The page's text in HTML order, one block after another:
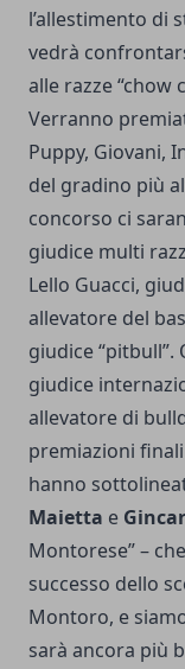
l’allestimento di
vedrà
alle razze “chow
Verranno
Puppy, Giovani,
del gradino più
concorso ci
giudice multi
Lello Guacci,
allevatore del
giudice “pitbull”.
giudice
allevatore di
premiazioni finali
hanno
Maietta e
Montorese” –
successo dello
Montoro, e
sarà ancora più